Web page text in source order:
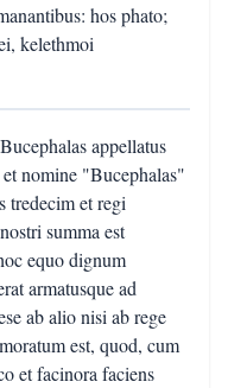
hos phato;
kelethmoi
appellatus
nomine "Bucephalas"
tredecim et regi
summa est
equo dignum
armatusque ad
ab alio nisi ab rege
est, quod, cum
et facinora faciens